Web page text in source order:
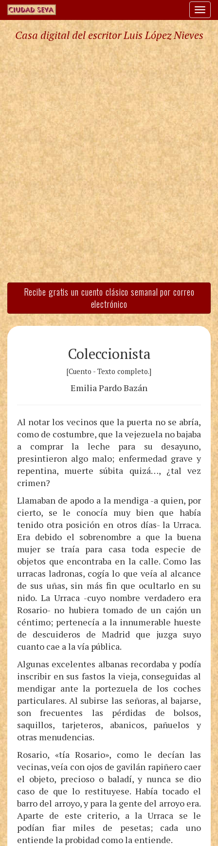
Casa digital del escritor Luis López Nieves
Recibe gratis un cuento clásico semanal por correo
electrónico
Coleccionista
[Cuento - Texto completo.]
Emilia Pardo Bazán
Al notar los vecinos que la puerta no se abría,
como de costumbre, que la vejezuela no bajaba
a comprar la leche para su desayuno,
presintieron algo malo; enfermedad grave y
repentina, muerte súbita quizá…, ¿tal vez
crimen?
Llamaban de apodo a la mendiga -a quien, por
cierto, se le conocía muy bien que había
tenido otra posición en otros días- la Urraca.
Era debido el sobrenombre a que la buena
mujer se traía para casa toda especie de
objetos que encontraba en la calle. Como las
urracas ladronas, cogía lo que veía al alcance
de sus uñas, sin más fin que ocultarlo en su
nido. La Urraca -cuyo nombre verdadero era
Rosario- no hubiera tomado de un cajón un
céntimo; pertenecía a la innumerable hueste
de descuideros de Madrid que juzga suyo
cuanto cae a la vía pública.
Algunas excelentes albanas recordaba y podía
inscribir en sus fastos la vieja, conseguidas al
mendigar ante la portezuela de los coches
particulares. Al subirse las señoras, al bajarse,
son frecuentes las pérdidas de bolsos,
saquillos, tarjeteros, abanicos, pañuelos y
otras menudencias.
Rosario, «tía Rosario», como le decían las
vecinas, veía con ojos de gavilán rapiñero caer
el objeto, precioso o baladí, y nunca se dio
caso de que lo restituyese. Había tocado el
barro del arroyo, y para la gente del arroyo era.
Aparte de este criterio, a la Urraca se le
podían fiar miles de pesetas; cada uno
entiende la probidad como la entiende.